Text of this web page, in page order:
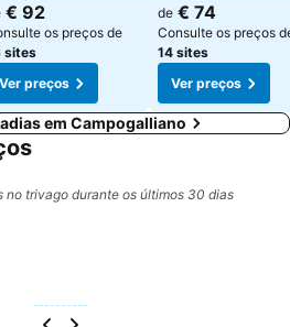
€ 92
os preços de
sites
Ver preços
de € 74
Consulte os preços
14 sites
Ver preços
em Campogalliano
no trivago durante os últimos 30 dias